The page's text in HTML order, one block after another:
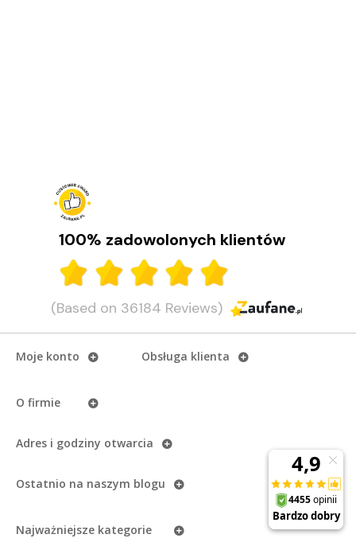
100% zadowolonych klientów
(Based on 36184 Reviews)
Moje konto
O firmie
Obsługa klienta
Adres i godziny otwarcia
Ostatnio na naszym blogu
Najważniejsze kategorie